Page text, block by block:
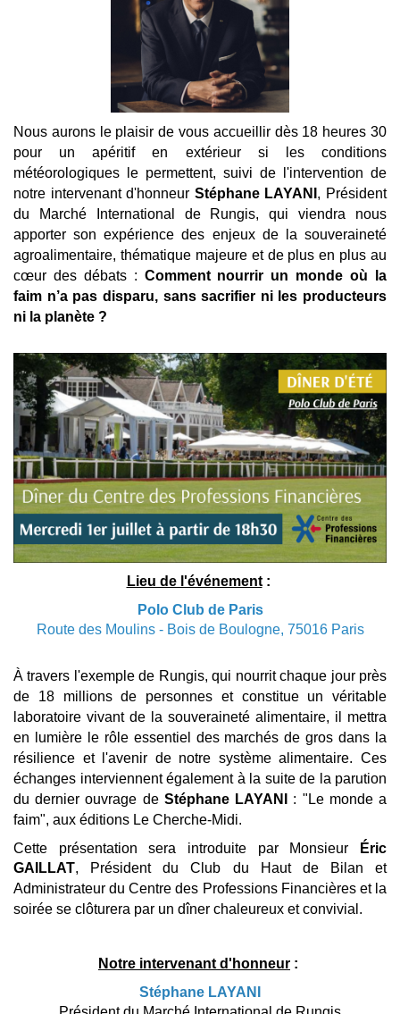
Nous aurons le plaisir de vous accueillir dès 18 heures 30
pour un apéritif en extérieur si les conditions
météorologiques le permettent, suivi de l'intervention de
notre intervenant d'honneur Stéphane LAYANI , Président
du Marché International de Rungis, qui viendra nous
apporter son expérience des enjeux de la souveraineté
agroalimentaire, thématique majeure et de plus en plus au
cœur des débats : Comment nourrir un monde où la
faim n’a pas disparu, sans sacrifier ni les producteurs
ni la planète ?
Lieu de l'événement:
Polo Club de Paris
Route des Moulins - Bois de Boulogne, 75016 Paris
À travers l'exemple de Rungis, qui nourrit chaque jour près
de 18 millions de personnes et constitue un véritable
laboratoire vivant de la souveraineté alimentaire, il mettra
en lumière le rôle essentiel des marchés de gros dans la
résilience et l'avenir de notre système alimentaire. Ces
échanges interviennent également à la suite de la parution
du dernier ouvrage de Stéphane LAYANI
: "Le monde a
faim", aux éditions Le Cherche-Midi.
Cette présentation sera introduite par Monsieur
Éric
GAILLAT, Président du Club du Haut de Bilan et
Administrateur du Centre des Professions Financières et la
soirée se clôturera par un dîner chaleureux et convivial.
Notre intervenant d'honneur :
Stéphane LAYANI